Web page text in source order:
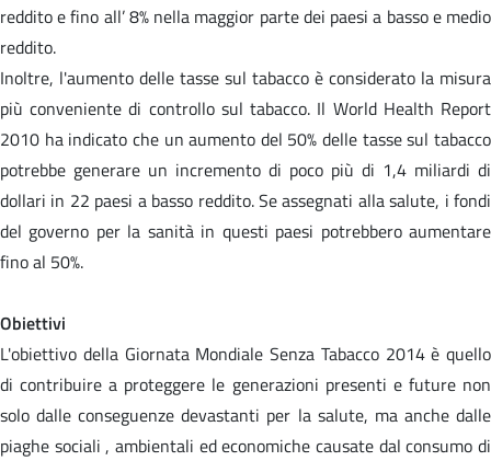
reddito e fino all’ 8% nella maggior parte dei paesi a basso e medio
reddito.
Inoltre, l'aumento delle tasse sul tabacco è considerato la misura
più conveniente di controllo sul tabacco. Il World Health Report
2010 ha indicato che un aumento del 50% delle tasse sul tabacco
potrebbe generare un incremento di poco più di 1,4 miliardi di
dollari in 22 paesi a basso reddito. Se assegnati alla salute, i fondi
del governo per la sanità in questi paesi potrebbero aumentare
fino al 50%.
Obiettivi
L'obiettivo della Giornata Mondiale Senza Tabacco 2014 è quello
di contribuire a proteggere le generazioni presenti e future non
solo dalle conseguenze devastanti per la salute, ma anche dalle
piaghe sociali , ambientali ed economiche causate dal consumo di